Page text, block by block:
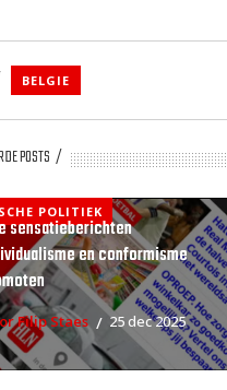
BELGIE
POSTS
POLITIEK
sensatieberichten
en conformisme
Filip Staes 25 dec 2025